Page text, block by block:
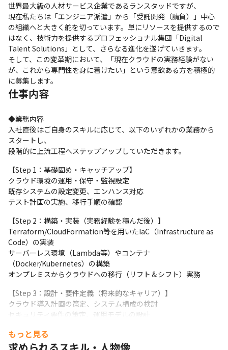
世界最大級の人材サービス企業であるランスタッドですが、
現在私たちは「エンジニア派遣」から「受託開発（請負）」中心
の組織へと大きく舵を切っています。単にリソースを提供するので
はなく、技術力を提供するプロフェッショナル集団「Digital
Talent Solutions」として、さらなる進化を遂げていきます。
そして、この変革期において、「現在クラウドの実務経験がない
が、これから専門性を身に着けたい」という意欲ある方を積極的
に募集します。
仕事内容
◆業務内容
入社直後はご自身のスキルに応じて、以下のいずれかの業務から
スタートし、
段階的に上流工程へステップアップしていただきます。
【Step 1：基礎固め・キャッチアップ】
クラウド環境の運用・保守・監視設定
既存システムの設定変更、エンハンス対応
テスト計画の実施、移行手順の確認
【Step 2：構築・実装（実務経験を積んだ後）】
Terraform/CloudFormation等を用いたIaC（Infrastructure as
Code）の実装
サーバーレス環境（Lambda等）やコンテナ
（Docker/Kubernetes）の構築
オンプレミスからクラウドへの移行（リフト＆シフト）実務
【Step 3：設計・要件定義（将来的なキャリア）】
クラウド導入計画の策定、システム構成の検討
セキュリティ要件の策定、運用モデルの設計
もっと見る